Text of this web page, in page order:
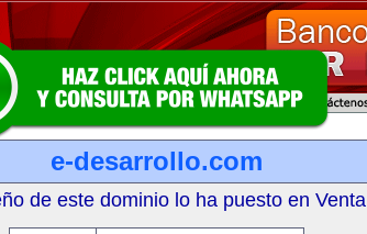
e-desarrollo.com
de este dominio lo ha puesto en Venta